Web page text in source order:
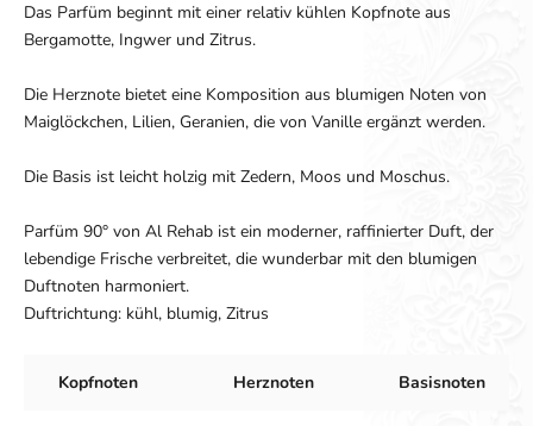
Das Parfüm beginnt mit einer relativ kühlen Kopfnote aus
Bergamotte, Ingwer und Zitrus.
Die Herznote bietet eine Komposition aus blumigen Noten von
Maiglöckchen, Lilien, Geranien, die von Vanille ergänzt werden.
Die Basis ist leicht holzig mit Zedern, Moos und Moschus.
Parfüm 90° von Al Rehab ist ein moderner, raffinierter Duft, der
lebendige Frische verbreitet, die wunderbar mit den blumigen
Duftnoten harmoniert.
Duftrichtung: kühl, blumig, Zitrus
Kopfnoten Herznoten Basisnoten